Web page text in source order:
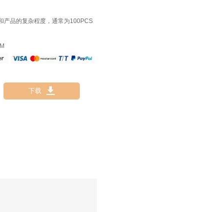
产品的复杂程度，通常为100PCS
下载 